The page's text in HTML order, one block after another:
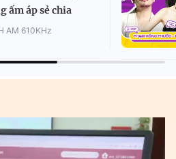
ấm áp sẻ chia
AM 610KHz